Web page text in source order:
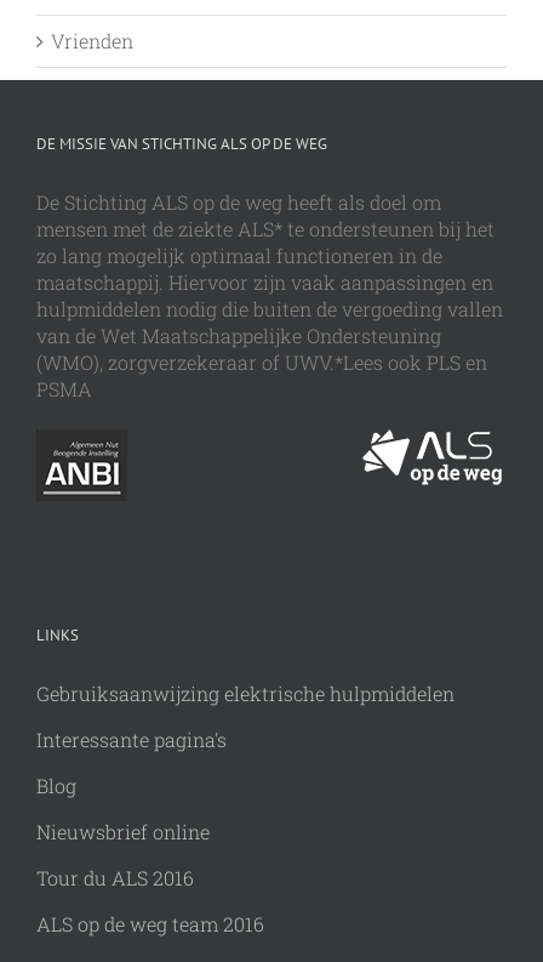
Vrienden
DE MISSIE VAN STICHTING ALS OP DE WEG
De Stichting ALS op de weg heeft als doel om
mensen met de ziekte ALS* te ondersteunen bij het
zo lang mogelijk optimaal functioneren in de
maatschappij. Hiervoor zijn vaak aanpassingen en
hulpmiddelen nodig die buiten de vergoeding vallen
van de Wet Maatschappelijke Ondersteuning
(WMO), zorgverzekeraar of UWV.*Lees ook PLS en
PSMA
LINKS
Gebruiksaanwijzing elektrische hulpmiddelen
Interessante pagina's
Blog
Nieuwsbrief online
Tour du ALS 2016
ALS op de weg team 2016